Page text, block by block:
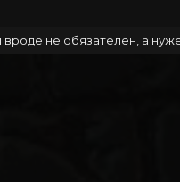
вроде не обязателен, а